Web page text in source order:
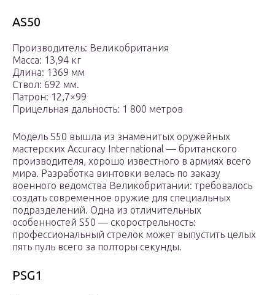
AS50
Производитель: Великобритания
Масса: 13,94 кг
Длина: 1369 мм
Ствол: 692 мм.
Патрон: 12,7×99
Прицельная дальность: 1 800 метров
Модель S50 вышла из знаменитых оружейных
мастерских Accuracy International — британского
производителя, хорошо известного в армиях всего
мира. Разработка винтовки велась по заказу
военного ведомства Великобритании: требовалось
создать современное оружие для специальных
подразделений. Одна из отличительных
особенностей S50 — скорострельность:
профессиональный стрелок может выпустить целых
пять пуль всего за полторы секунды.
PSG1